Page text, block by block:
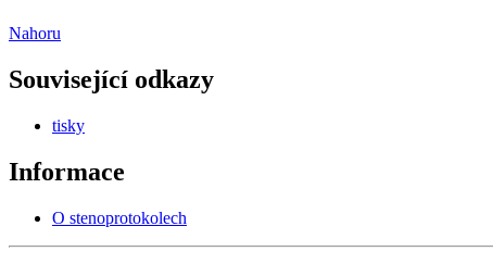
Nahoru
Související odkazy
tisky
Informace
O stenoprotokolech